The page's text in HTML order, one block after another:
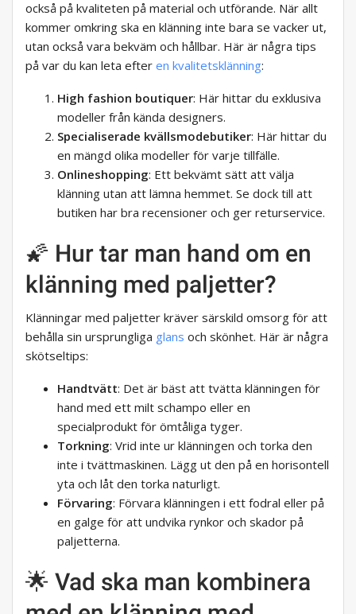
också på kvaliteten på material och utförande. När allt
kommer omkring ska en klänning inte bara se vacker ut,
utan också vara bekväm och hållbar. Här är några tips
på var du kan leta efter en kvalitetsklänning:
High fashion boutiquer: Här hittar du exklusiva
modeller från kända designers.
Specialiserade kvällsmodebutiker: Här hittar du
en mängd olika modeller för varje tillfälle.
Onlineshopping: Ett bekvämt sätt att välja
klänning utan att lämna hemmet. Se dock till att
butiken har bra recensioner och ger returservice.
🌠 Hur tar man hand om en
klänning med paljetter?
Klänningar med paljetter kräver särskild omsorg för att
behålla sin ursprungliga glans och skönhet. Här är några
skötseltips:
Handtvätt: Det är bäst att tvätta klänningen för
hand med ett milt schampo eller en
specialprodukt för ömtåliga tyger.
Torkning: Vrid inte ur klänningen och torka den
inte i tvättmaskinen. Lägg ut den på en horisontell
yta och låt den torka naturligt.
Förvaring: Förvara klänningen i ett fodral eller på
en galge för att undvika rynkor och skador på
paljetterna.
🌟 Vad ska man kombinera